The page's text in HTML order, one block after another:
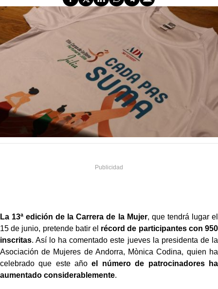
La 13ª edición de la Carrera de la Mujer, que tendrá lugar el
15 de junio, pretende batir el récord de participantes con 950
inscritas. Así lo ha comentado este jueves la presidenta de la
Asociación de Mujeres de Andorra, Mònica Codina, quien ha
celebrado que este añoel número de patrocinadores ha
aumentado considerablemente.